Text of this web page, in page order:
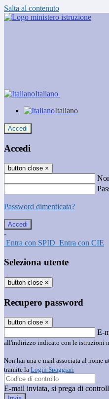
Salta al contenuto
Italiano
Italiano
Accedi
Accedi
button close ×
Password dimenticata?
-
Entra con SPID Entra con CIE
Seleziona utente
button close ×
Recupero password
button close ×
E-
all'indirizzo indicato con le istruzioni
Non hai una e-mail associata al nome
tramite la Login Spaggiari
E-mail inviata, si prega di